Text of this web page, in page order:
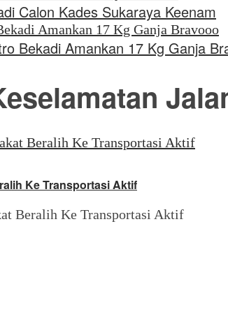
Calon Kades Sukaraya Keenam
Bekadi Amankan 17 Kg Ganja
Ke Transportasi Aktif
Beralih Ke Transportasi Aktif